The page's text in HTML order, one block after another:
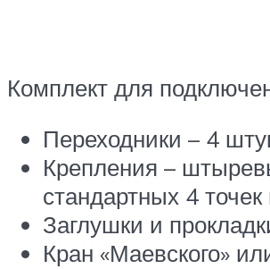
Комплект для
Переходники – 4
Крепления –
стандартных 4
Заглушки и
Кран «Маевского»